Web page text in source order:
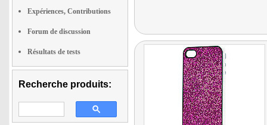
Expériences, Contributions
Forum de discussion
Résultats de tests
Recherche produits: